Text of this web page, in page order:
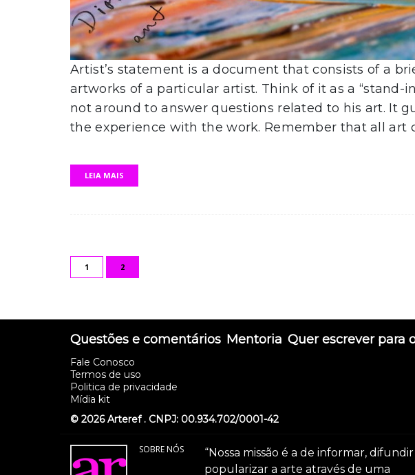
Artist’s statement is a document that consists of a
artworks of a particular artist. Think of it as a “stand-
not around to answer questions related to his art. It
the experience with the work. Remember that all art
LEIA MAIS
1 2
Questões e comentários
Fale Conosco
Termos de uso
Politica de privacidade
Mídia kit
Mentoria Quer escrever para
© 2026 Arteref . CNPJ: 00.934.702/0001-42
SOBRE NÓS
“Nossa missão é a de informar, difundir
popularizar a arte através de uma